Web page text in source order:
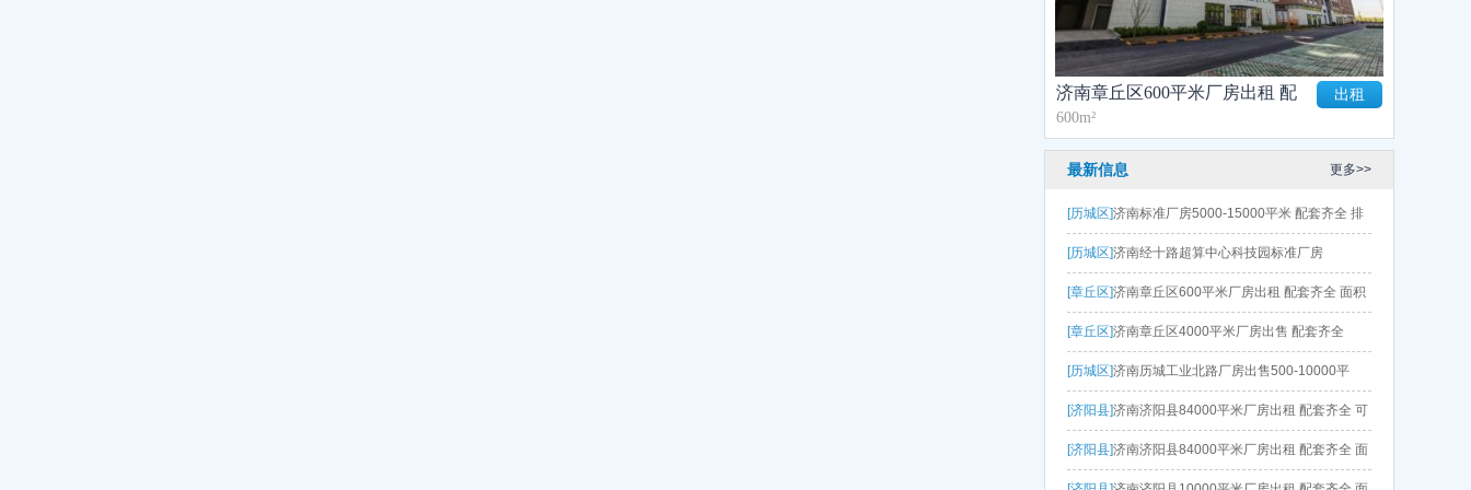
济南章丘区600平米厂房出租 配
套齐全 面积灵活
600m²
出租
最新信息 更多>>
[历城区]济南标准厂房5000-15000平米 配套齐全 排
水排污方便 政府扶持
[历城区]济南经十路超算中心科技园标准厂房
[章丘区]济南章丘区600平米厂房出租 配套齐全 面积
灵活
[章丘区]济南章丘区4000平米厂房出售 配套齐全
[历城区]济南历城工业北路厂房出售500-10000平
[济阳县]济南济阳县84000平米厂房出租 配套齐全 可
分租 政府扶持 房租补贴
[济阳县]济南济阳县84000平米厂房出租 配套齐全 面